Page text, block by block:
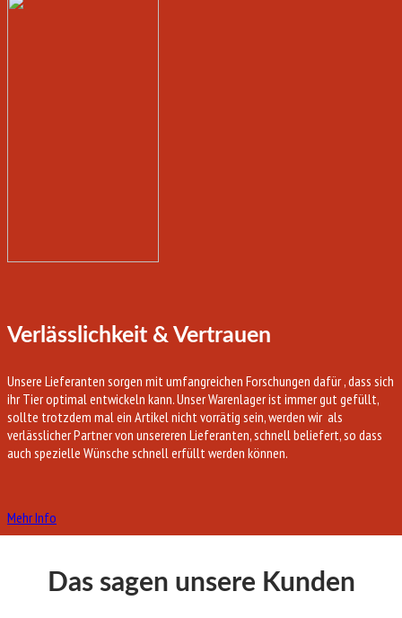
Verlässlichkeit & Vertrauen
Unsere Lieferanten sorgen mit umfangreichen Forschungen dafür , dass sich
ihr Tier optimal entwickeln kann. Unser Warenlager ist immer gut gefüllt,
sollte trotzdem mal ein Artikel nicht vorrätig sein, werden wir als
verlässlicher Partner von unsereren Lieferanten, schnell beliefert, so dass
auch spezielle Wünsche schnell erfüllt werden können.
Mehr Info
Das sagen unsere Kunden